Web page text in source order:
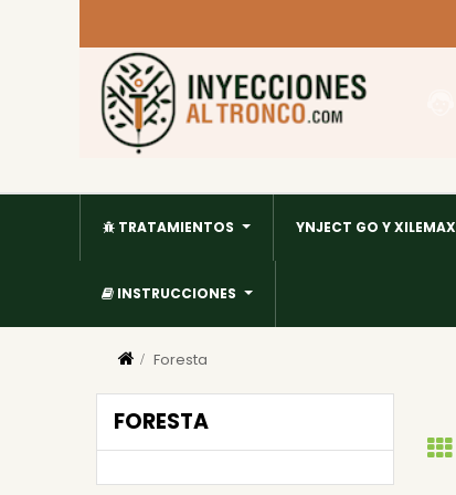
TRATAMIENTOS YNJECT GO Y XILEMAX
INSTRUCCIONES
Foresta
FORESTA